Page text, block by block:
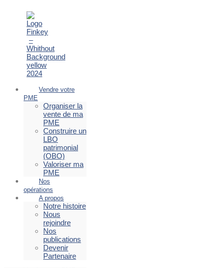
Vendre votre
PME
Organiser la
vente de ma
PME
Construire un
LBO
patrimonial
(OBO)
Valoriser ma
PME
Nos
opérations
A propos
Notre histoire
Nous
rejoindre
Nos
publications
Devenir
Partenaire